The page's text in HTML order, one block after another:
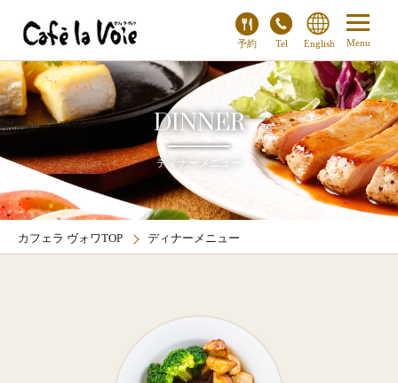
予約 Tel English
DINNER
ディナーメニュー
カフェラ ヴォワTOP ディナーメニュー